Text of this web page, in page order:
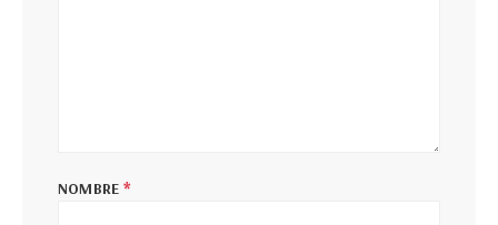
NOMBRE*